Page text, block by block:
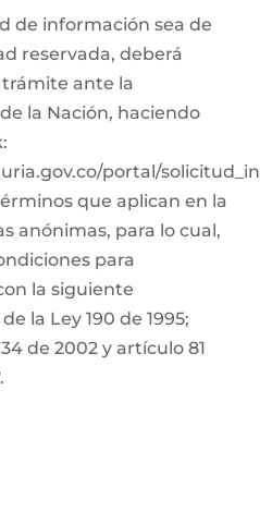
de información sea de
reservada, deberá
ante la
la Nación, haciendo
portal/
que aplican en la
anónimas, para lo cual,
para
la siguiente
la Ley 190 de 1995;
de 2002 y artículo 81